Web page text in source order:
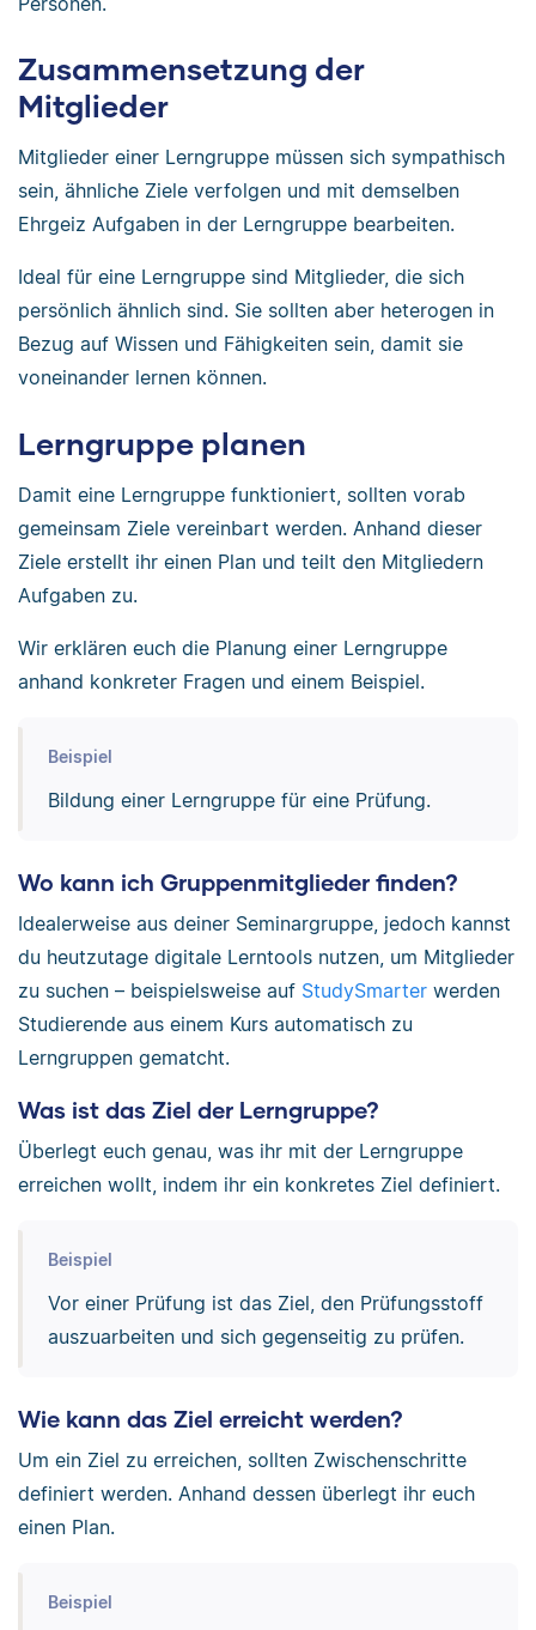
Zusammensetzung der
Mitglieder
Mitglieder einer Lerngruppe müssen sich sympathisch
sein, ähnliche Ziele verfolgen und mit demselben
Ehrgeiz Aufgaben in der Lerngruppe bearbeiten.
Ideal für eine Lerngruppe sind Mitglieder, die sich
persönlich ähnlich sind. Sie sollten aber heterogen in
Bezug auf Wissen und Fähigkeiten sein, damit sie
voneinander lernen können.
Lerngruppe planen
Damit eine Lerngruppe funktioniert, sollten vorab
gemeinsam Ziele vereinbart werden. Anhand dieser
Ziele erstellt ihr einen Plan und teilt den Mitgliedern
Aufgaben zu.
Wir erklären euch die Planung einer Lerngruppe
anhand konkreter Fragen und einem Beispiel.
Beispiel
Bildung einer Lerngruppe für eine Prüfung.
Wo kann ich Gruppenmitglieder finden?
Idealerweise aus deiner Seminargruppe, jedoch kannst
du heutzutage digitale Lerntools nutzen, um Mitglieder
zu suchen – beispielsweise auf StudySmarter werden
Studierende aus einem Kurs automatisch zu
Lerngruppen gematcht.
Was ist das Ziel der Lerngruppe?
Überlegt euch genau, was ihr mit der Lerngruppe
erreichen wollt, indem ihr ein konkretes Ziel definiert.
Beispiel
Vor einer Prüfung ist das Ziel, den Prüfungsstoff
auszuarbeiten und sich gegenseitig zu prüfen.
Wie kann das Ziel erreicht werden?
Um ein Ziel zu erreichen, sollten Zwischenschritte
definiert werden. Anhand dessen überlegt ihr euch
einen Plan.
Beispiel